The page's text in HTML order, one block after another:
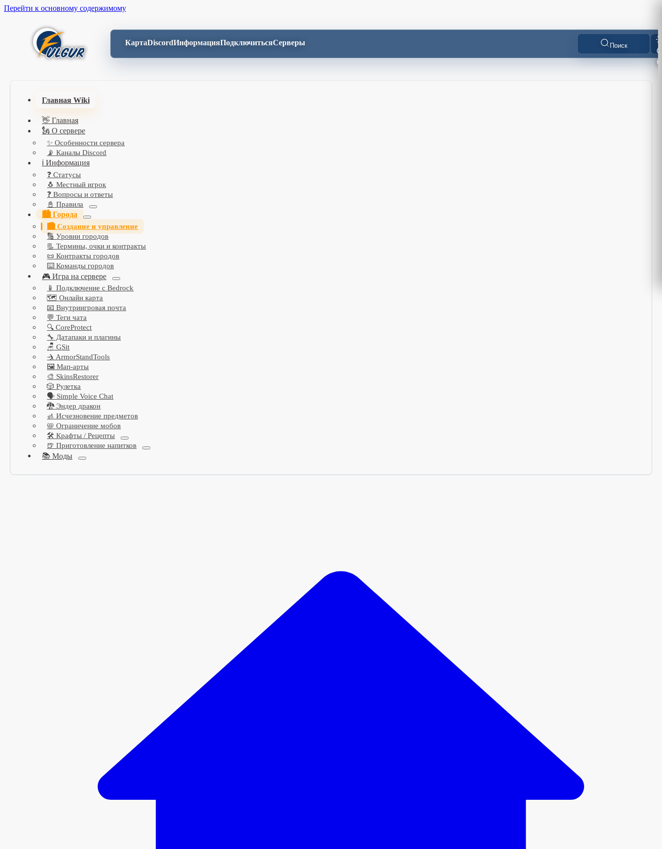
Перейти к основному содержимому
КартаDiscordИнформацияПодключитьсяСерверы Поиск
Главная Wiki
👋 Главная
🗽 О сервере
✨ Особенности сервера
📡 Каналы Discord
ℹ️ Информация
❓ Статусы
🐧 Местный игрок
❓ Вопросы и ответы
📓 Правила
🏙️ Города
🏙️ Создание и управление
🔢 Уровни городов
📃 Термины, очки и контракты
📜 Контракты городов
⌨️ Команды городов
🎮 Игра на сервере
📱 Подключение с Bedrock
🗺️ Онлайн карта
📧 Внутриигровая почта
💬 Теги чата
🔍 CoreProtect
🔧 Датапаки и плагины
🪑 GSit
🤺 ArmorStandTools
🖼️ Мап-арты
🎨 SkinsRestorer
🎲 Рулетка
🗣️ Simple Voice Chat
🐉 Эндер дракон
🚮 Исчезновение предметов
📛 Ограничение мобов
🛠️ Крафты / Рецепты
🍺 Приготовление напитков
📚 Моды